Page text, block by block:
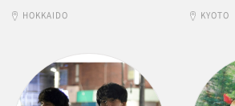
HOKKAIDO KYOTO